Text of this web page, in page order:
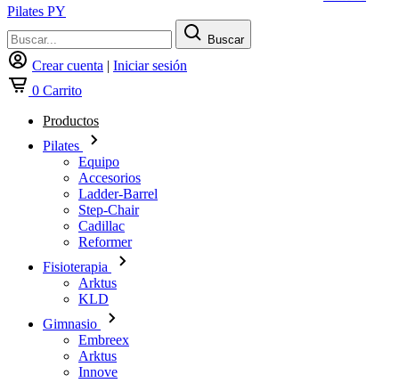
Pilates PY
Buscar
Crear cuenta | Iniciar sesión
0 Carrito
Productos
Pilates
Equipo
Accesorios
Ladder-Barrel
Step-Chair
Cadillac
Reformer
Fisioterapia
Arktus
KLD
Gimnasio
Embreex
Arktus
Innove